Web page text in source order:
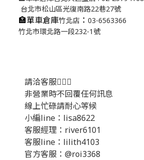
台北市松山區光復南路22巷27號
🏣單車倉庫竹北店 ： 03-6563366
竹北市環北路一段232-1號
請洽客服💁🏻‍♂️
非營業時不回覆任何訊息
線上忙碌請耐心等候
小編line：lisa8622
客服經理：river6101
客服line：lilith4103
官方客服：@roi3368